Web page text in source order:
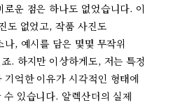
운 점은 하나도 없었습니다. 이
도 없었고, 작품 사진도
, 예시를 담은 몇몇 무작위
. 하지만 이상하게도, 저는 특정
억한 이유가 시각적인 형태에
있습니다. 알렉산더의 실제